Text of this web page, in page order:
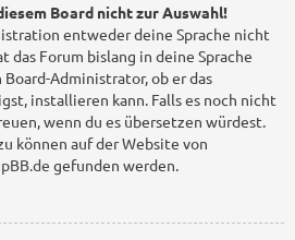
Board nicht zur Auswahl!
entweder deine Sprache nicht
Forum bislang in deine Sprache
Administrator, ob er das
installieren kann. Falls es noch nicht
wenn du es übersetzen würdest.
können auf der Website von
gefunden werden.